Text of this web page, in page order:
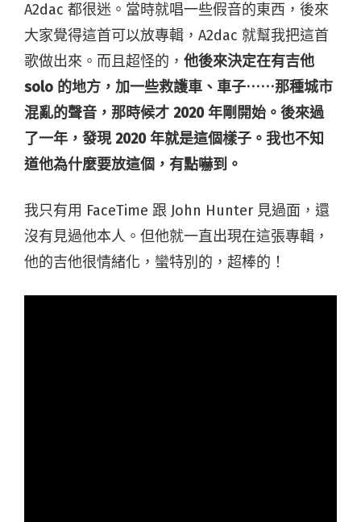
A2dac 都很迷。當時就唱一些假音的東西，後來
大家覺得這首可以放專輯，A2dac 就幫我把這首
歌做出來。而且超怪的， 他後來決定在有吉他
solo 的地方，加一些救護車、車子⋯⋯那種城市
混亂的聲音，那時候才 2020 年剛開始。後來過
了一年，發現 2020 年就是這個樣子。我也不知
道他為什麼要放這個，有點嚇到。
我只有用 FaceTime 跟 John Hunter 見過面，還
沒有見過他本人。但他就一直出現在這張專輯，
他的吉他很情緒化，蠻特別的，超棒的！